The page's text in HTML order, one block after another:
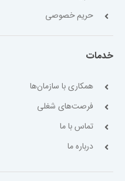
حریم خصوصی
خدمات
همکاری با سازمان‌ها
فرصت‌های شغلی
تماس با ما
درباره ما